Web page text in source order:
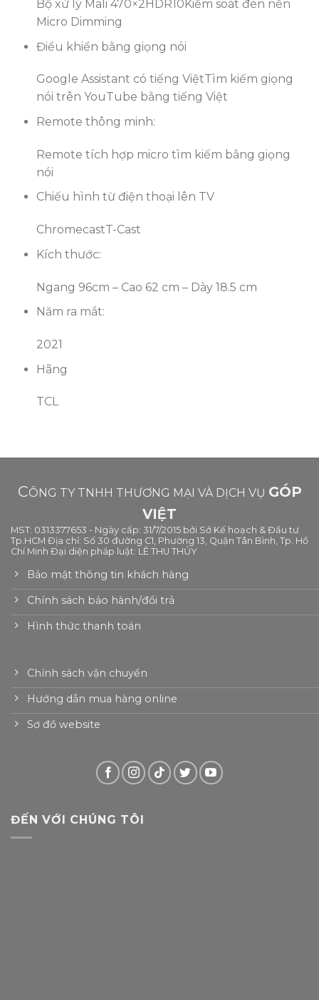
Bộ xử lý Mali 470×2HDR10Kiểm soát đèn nền
Micro Dimming
Điều khiển bằng giọng nói
Google Assistant có tiếng ViệtTìm kiếm giọng
nói trên YouTube bằng tiếng Việt
Remote thông minh:
Remote tích hợp micro tìm kiếm bằng giọng
nói
Chiếu hình từ điện thoại lên TV
ChromecastT-Cast
Kích thước:
Ngang 96cm – Cao 62 cm – Dày 18.5 cm
Năm ra mắt:
2021
Hãng
TCL
CÔNG TY TNHH THƯƠNG MẠI VÀ DỊCH VỤ GÓP
VIỆT
MST: 0313377653 - Ngày cấp: 31/7/2015 bởi Sở Kế hoạch & Đầu tư
Tp.HCM Địa chỉ: Số 30 đường C1, Phường 13, Quận Tân Bình, Tp. Hồ
Chí Minh Đại diện pháp luật: LÊ THU THỦY
Bảo mật thông tin khách hàng
Chính sách bảo hành/đổi trả
Hình thức thanh toán
Chính sách vận chuyển
Hướng dẫn mua hàng online
Sơ đồ website
ĐẾN VỚI CHÚNG TÔI